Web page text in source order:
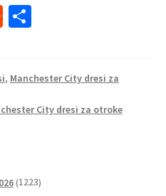
R
di
t
S
e
, Manchester City dresi za
City dresi za otroke
1223izdelkov